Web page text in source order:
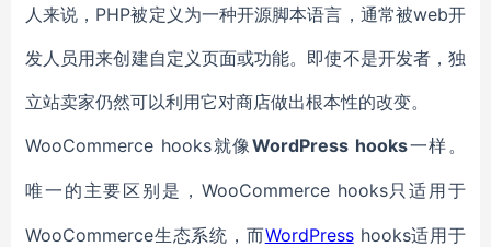
人来说，PHP被定义为一种开源脚本语言，通常被web开
发人员用来创建自定义页面或功能。即使不是开发者，独
立站卖家仍然可以利用它对商店做出根本性的改变。
WooCommerce hooks就像WordPress hooks一样。
唯一的主要区别是， WooCommerce hooks只适用于
WooCommerce生态系统，而WordPresshooks适用于